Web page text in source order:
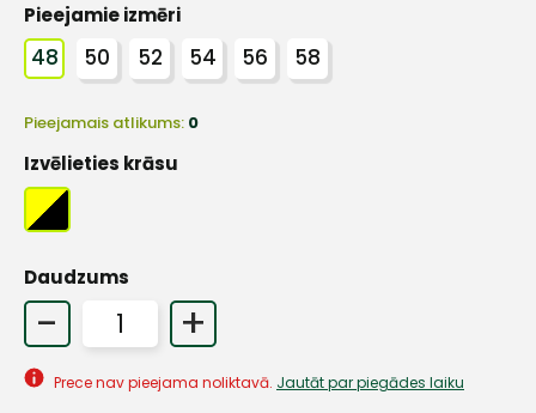
Pieejamie izmēri
48 50 52 54 56 58
Pieejamais atlikums: 0
Izvēlieties krāsu
Daudzums
- +
Prece nav pieejama noliktavā. Jautāt par piegādes laiku
+